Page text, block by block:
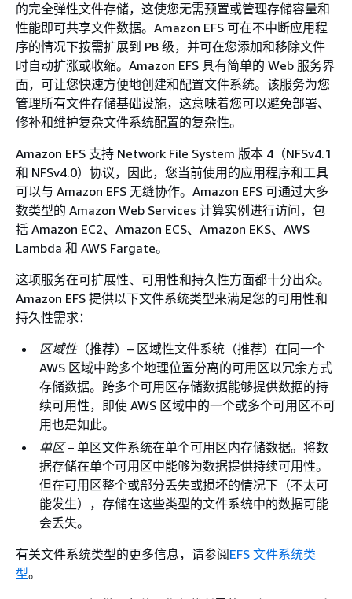
的完全弹性文件存储，这使您无需预置或管理存储容量和
性能即可共享文件数据。Amazon EFS 可在不中断应用程
序的情况下按需扩展到 PB 级，并可在您添加和移除文件
时自动扩涨或收缩。Amazon EFS 具有简单的 Web 服务界
面，可让您快速方便地创建和配置文件系统。该服务为您
管理所有文件存储基础设施，这意味着您可以避免部署、
修补和维护复杂文件系统配置的复杂性。
Amazon EFS 支持 Network File System 版本 4（NFSv4.1
和 NFSv4.0）协议，因此，您当前使用的应用程序和工具
可以与 Amazon EFS 无缝协作。Amazon EFS 可通过大多
数类型的 Amazon Web Services 计算实例进行访问，包
括 Amazon EC2、Amazon ECS、Amazon EKS、AWS
Lambda 和 AWS Fargate。
这项服务在可扩展性、可用性和持久性方面都十分出众。
Amazon EFS 提供以下文件系统类型来满足您的可用性和
持久性需求：
区域性（推荐）– 区域性文件系统（推荐）在同一个
AWS 区域中跨多个地理位置分离的可用区以冗余方式
存储数据。跨多个可用区存储数据能够提供数据的持
续可用性，即使 AWS 区域中的一个或多个可用区不可
用也是如此。
单区– 单区文件系统在单个可用区内存储数据。将数
据存储在单个可用区中能够为数据提供持续可用性。
但在可用区整个或部分丢失或损坏的情况下（不太可
能发生），存储在这些类型的文件系统中的数据可能
会丢失。
有关文件系统类型的更多信息，请参阅EFS 文件系统类
型。